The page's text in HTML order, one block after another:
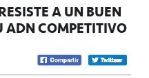
A UN BUEN
ADN COMPETITIVO